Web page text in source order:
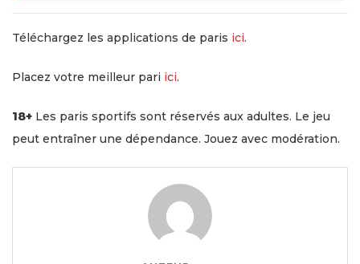
Téléchargez les applications de paris ici.
Placez votre meilleur pari ici.
18+ Les paris sportifs sont réservés aux adultes. Le jeu
peut entraîner une dépendance. Jouez avec modération.